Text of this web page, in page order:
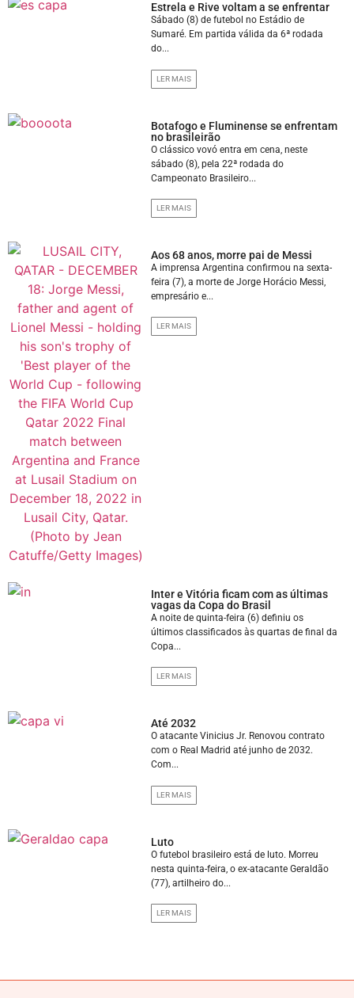
Estrela e Rive voltam a se enfrentar
Sábado (8) de futebol no Estádio de
Sumaré. Em partida válida da 6ª rodada
do...
LER MAIS
Botafogo e Fluminense se enfrentam
no brasileirão
O clássico vovó entra em cena, neste
sábado (8), pela 22ª rodada do
Campeonato Brasileiro...
LER MAIS
Aos 68 anos, morre pai de Messi
A imprensa Argentina confirmou na sexta-
feira (7), a morte de Jorge Horácio Messi,
empresário e...
LER MAIS
Inter e Vitória ficam com as últimas
vagas da Copa do Brasil
A noite de quinta-feira (6) definiu os
últimos classificados às quartas de final da
Copa...
LER MAIS
Até 2032
O atacante Vinicius Jr. Renovou contrato
com o Real Madrid até junho de 2032.
Com...
LER MAIS
Luto
O futebol brasileiro está de luto. Morreu
nesta quinta-feira, o ex-atacante Geraldão
(77), artilheiro do...
LER MAIS